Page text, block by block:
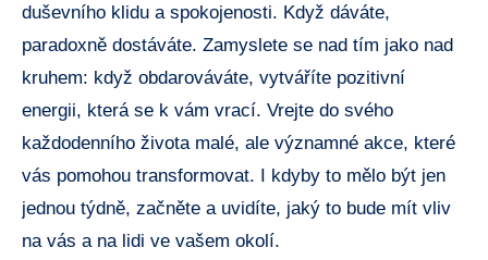
duševního klidu a spokojenosti. Když dáváte,
paradoxně dostáváte. Zamyslete se nad tím jako nad
kruhem: když obdarováváte, vytváříte pozitivní
energii, která se k vám vrací. Vrejte do svého
každodenního života malé, ale významné akce, které
vás pomohou transformovat. I kdyby to mělo být jen
jednou týdně, začněte a uvidíte, jaký to bude mít vliv
na vás a na lidi ve vašem okolí.